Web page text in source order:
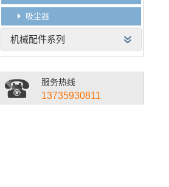
吸尘器
机械配件系列
服务热线
13735930811